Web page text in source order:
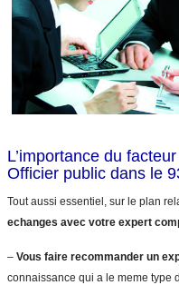
L’importance du
Officier public dans le
Tout aussi essentiel, sur le plan
echanges avec votre expert
– Vous faire recommander un
connaissance qui a le meme type